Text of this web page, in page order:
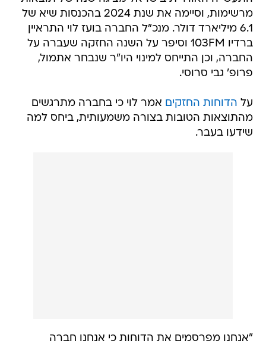
מרשימות, וסיימה את שנת 2024 בהכנסות שיא של
6.1 מיליארד דולר. מנכ"ל החברה בועז לוי התראיין
ברדיו 103FM וסיפר על השנה החזקה שעברה על
החברה, וכן התייחס למינוי היו"ר שנבחר אתמול,
פרופ' גבי סרוסי.
על הדוחות החזקים אמר לוי כי בחברה מתרגשים
מהתוצאות הטובות בצורה משמעותית, ביחס למה
שידעו בעבר.
"אנחנו מפרסמים את הדוחות כי אנחנו חברה